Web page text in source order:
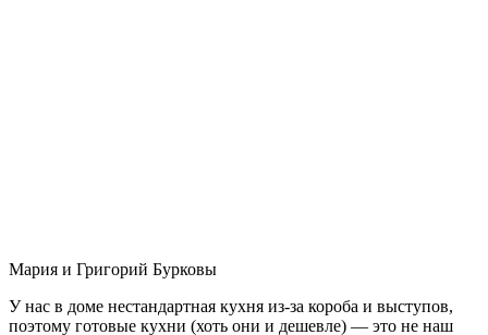
Мария и Григорий Бурковы
У нас в доме нестандартная кухня из-за короба и выступов,
поэтому готовые кухни (хоть они и дешевле) — это не наш